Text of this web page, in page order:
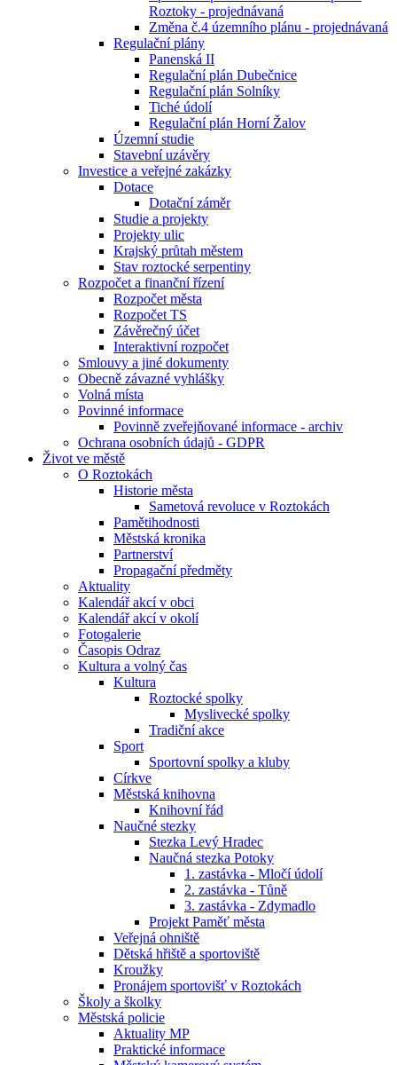
Roztoky - projednávaná
Změna č.4 územního plánu - projednávaná
Regulační plány
Panenská II
Regulační plán Dubečnice
Regulační plán Solníky
Tiché údolí
Regulační plán Horní Žalov
Územní studie
Stavební uzávěry
Investice a veřejné zakázky
Dotace
Dotační záměr
Studie a projekty
Projekty ulic
Krajský průtah městem
Stav roztocké serpentiny
Rozpočet a finanční řízení
Rozpočet města
Rozpočet TS
Závěrečný účet
Interaktivní rozpočet
Smlouvy a jiné dokumenty
Obecně závazné vyhlášky
Volná místa
Povinné informace
Povinně zveřejňované informace - archiv
Ochrana osobních údajů - GDPR
Život ve městě
O Roztokách
Historie města
Sametová revoluce v Roztokách
Pamětihodnosti
Městská kronika
Partnerství
Propagační předměty
Aktuality
Kalendář akcí v obci
Kalendář akcí v okolí
Fotogalerie
Časopis Odraz
Kultura a volný čas
Kultura
Roztocké spolky
Myslivecké spolky
Tradiční akce
Sport
Sportovní spolky a kluby
Církve
Městská knihovna
Knihovní řád
Naučné stezky
Stezka Levý Hradec
Naučná stezka Potoky
1. zastávka - Mločí údolí
2. zastávka - Tůně
3. zastávka - Zdymadlo
Projekt Paměť města
Veřejná ohniště
Dětská hřiště a sportoviště
Kroužky
Pronájem sportovišť v Roztokách
Školy a školky
Městská policie
Aktuality MP
Praktické informace